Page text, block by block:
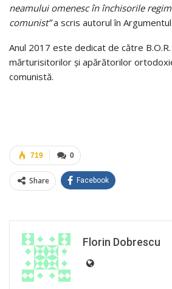
neamului omenesc în închisorile
comunist”a scris autorul în Argumentul
Anul 2017 este dedicat de către
mărturisitorilor și apărătorilor
comunistă.
0
719
Share Facebook
Florin Dobrescu